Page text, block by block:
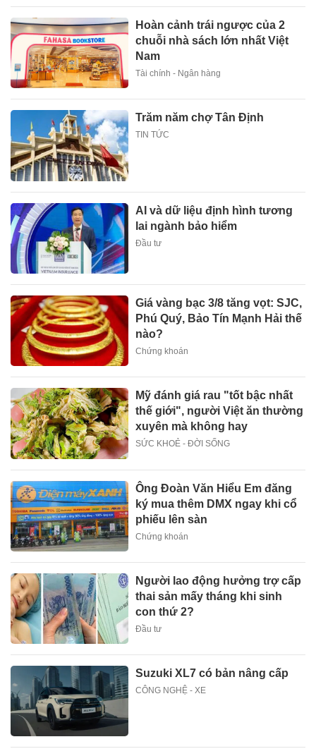
Hoàn cảnh trái ngược của 2
chuỗi nhà sách lớn nhất Việt
Nam
Tài chính - Ngân hàng
Trăm năm chợ Tân Định
TIN TỨC
AI và dữ liệu định hình tương
lai ngành bảo hiểm
Đầu tư
Giá vàng bạc 3/8 tăng vọt: SJC,
Phú Quý, Bảo Tín Mạnh Hải thế
nào?
Chứng khoán
Mỹ đánh giá rau "tốt bậc nhất
thế giới", người Việt ăn thường
xuyên mà không hay
SỨC KHOẺ - ĐỜI SỐNG
Ông Đoàn Văn Hiểu Em đăng
ký mua thêm DMX ngay khi cổ
phiếu lên sàn
Chứng khoán
Người lao động hưởng trợ cấp
thai sản mấy tháng khi sinh
con thứ 2?
Đầu tư
Suzuki XL7 có bản nâng cấp
CÔNG NGHỆ - XE